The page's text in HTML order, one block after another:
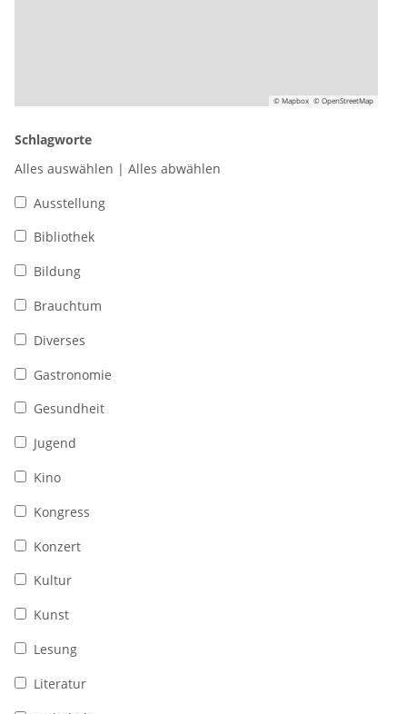
© Mapbox © OpenStreetMap
Schlagworte
Alles auswählen | Alles abwählen
Ausstellung
Bibliothek
Bildung
Brauchtum
Diverses
Gastronomie
Gesundheit
Jugend
Kino
Kongress
Konzert
Kultur
Kunst
Lesung
Literatur